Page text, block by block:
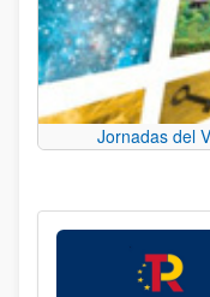
Jornadas del